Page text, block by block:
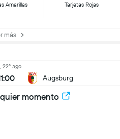
Amarillas Tarjetas Rojas
más
22º ago
Augsburg
momento